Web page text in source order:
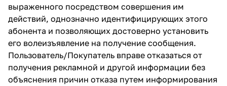
выраженного посредством совершения им
действий, однозначно идентифицирующих этого
абонента и позволяющих достоверно установить
его волеизъявление на получение сообщения.
Пользователь/Покупатель вправе отказаться от
получения рекламной и другой информации без
объяснения причин отказа путем информирования